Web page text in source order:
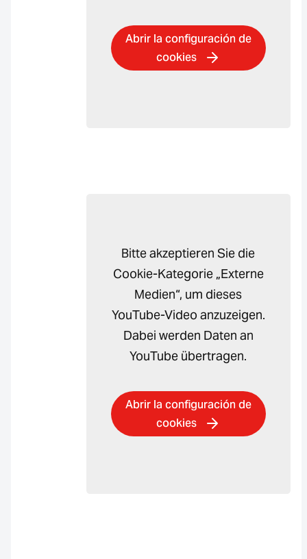
Abrir la configuración de
cookies
Bitte akzeptieren Sie die
Cookie-Kategorie „Externe
Medien“, um dieses
YouTube-Video anzuzeigen.
Dabei werden Daten an
YouTube übertragen.
Abrir la configuración de
cookies